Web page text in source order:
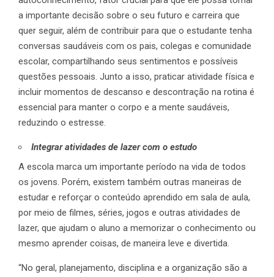
a importante decisão sobre o seu futuro e carreira que
quer seguir, além de contribuir para que o estudante tenha
conversas saudáveis com os pais, colegas e comunidade
escolar, compartilhando seus sentimentos e possíveis
questões pessoais. Junto a isso, praticar atividade física e
incluir momentos de descanso e descontração na rotina é
essencial para manter o corpo e a mente saudáveis,
reduzindo o estresse.
Integrar atividades de lazer com o estudo
A escola marca um importante período na vida de todos
os jovens. Porém, existem também outras maneiras de
estudar e reforçar o conteúdo aprendido em sala de aula,
por meio de filmes, séries, jogos e outras atividades de
lazer, que ajudam o aluno a memorizar o conhecimento ou
mesmo aprender coisas, de maneira leve e divertida.
“No geral, planejamento, disciplina e a organização são a